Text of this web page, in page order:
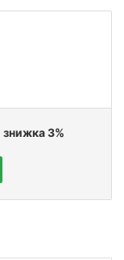
знижка 3%